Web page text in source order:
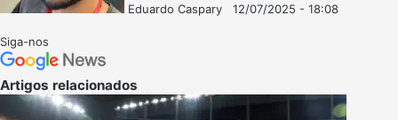
Eduardo Caspary
12/07/2025 - 18:08
Siga-nos
Artigos relacionados